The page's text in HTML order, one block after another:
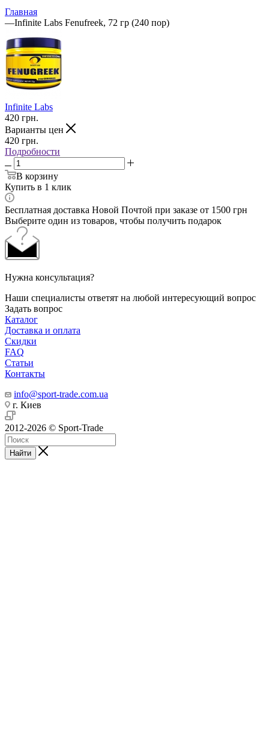
Главная
—Infinite Labs Fenufreek, 72 гр (240 пор)
Infinite Labs
420 грн.
Варианты цен
420 грн.
Подробности
В корзину
Купить в 1 клик
Бесплатная доставка Новой Почтой при заказе от 1500 грн
Выберите один из товаров, чтобы получить подарок
Нужна консультация?
Наши специалисты ответят на любой интересующий вопрос
Задать вопрос
Каталог
Доставка и оплата
Скидки
FAQ
Статьи
Контакты
info@sport-trade.com.ua
г. Киев
2012-2026 © Sport-Trade
Найти